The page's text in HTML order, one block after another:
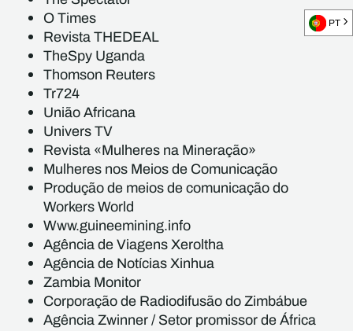
O Times
Revista THEDEAL
TheSpy Uganda
Thomson Reuters
Tr724
União Africana
Univers TV
Revista «Mulheres na Mineração»
Mulheres nos Meios de Comunicação
Produção de meios de comunicação do
Workers World
Www.guineemining.info
Agência de Viagens Xeroltha
Agência de Notícias Xinhua
Zambia Monitor
Corporação de Radiodifusão do Zimbábue
Agência Zwinner / Setor promissor de África
PT